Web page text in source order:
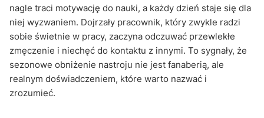
nagle traci motywację do nauki, a każdy dzień staje się dla
niej wyzwaniem. Dojrzały pracownik, który zwykle radzi
sobie świetnie w pracy, zaczyna odczuwać przewlekłe
zmęczenie i niechęć do kontaktu z innymi. To sygnały, że
sezonowe obniżenie nastroju nie jest fanaberią, ale
realnym doświadczeniem, które warto nazwać i
zrozumieć.